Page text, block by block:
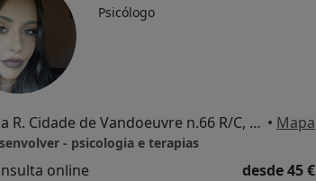
Psicólogo
Rua R. Cidade de Vandoeuvre n.66 R/C, 4990-085 Pte. de Lima, Ponte de Lima • Mapa
- psicologia e terapias
online desde 45 €